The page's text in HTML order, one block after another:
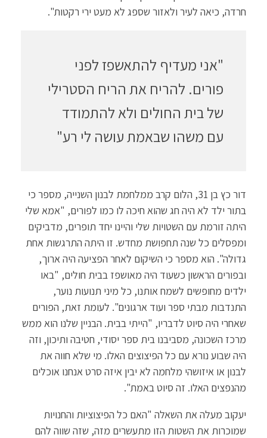
חרדה, כיאה לעיר ולאזור שספג לא מעט ירי רקטות".
"אני מעדיף להתאשפז לפני
פורים. להריח את הריח הסטרילי
של בית החולים ולא להתמודד
עם משהו שבאמת עושה לי רע"
דור כץ בן 31, הלום קרב ממלחמת לבנון השנייה, מספר כי
בתור ילד לא היה חג שהוא חיכה לו כמו לפורים, "אמא שלי
היתה זורמת עם השטויות שלי והיינו יחד תופרים, מדביקים
ומפסלים כל שנה תחפושת מחדש. זו היתה התרגשות אחת
גדולה". הוא מספר כי השיקום לאחר הפציעה היה ארוך,
ובפורים הראשון כשעוד היה מאושפז בבית חולים, "באו
ילדים מחופשים לשמח אותנו, כל מיני תנועות נוער,
התנדבות מבתי ספר ועוד ארגונים". לעומת זאת, הפורים
שאחרי היה סיוט לדבריו, "הייתי בבית. הבניין שלנו הוא ממש
מרכז השכונה, מסביבנו בית ספר יסודי, חטיבה ותיכון, וזה
היה שבוע נורא עם כל הפיצוצים האלו. מי שלא חווה את
לבנון או איזושהי מלחמה לא יבין איזה סרט אנחנו אוכלים
מהנפצים האלו. זה סיוט באמת".
יעקוב מעלה את השאלה "האם כל הפיצוציות והחנויות
שמוכרות את השטות הזו מתעשרים מזה, שזה שווה להם